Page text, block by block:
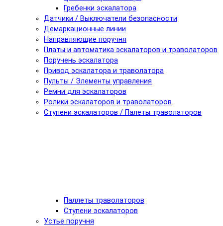
Гребенки эскалатора
Датчики / Выключатели безопасности
Демаркационные линии
Направляющие поручня
Платы и автоматика эскалаторов и траволаторов
Поручень эскалатора
Привод эскалатора и траволатора
Пульты / Элементы управления
Ремни для эскалаторов
Ролики эскалаторов и траволаторов
Ступени эскалаторов / Палеты траволаторов
Паллеты траволаторов
Ступени эскалаторов
Устье поручня